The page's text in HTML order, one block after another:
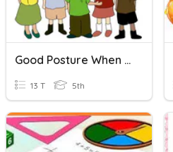
Good Posture When Singing
13 T 5th